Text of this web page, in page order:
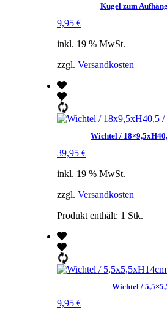
Kugel zum
9,95 €
inkl. 19 % MwSt.
zzgl. Versandkosten
Wichtel /
39,95 €
inkl. 19 % MwSt.
zzgl. Versandkosten
Produkt enthält: 1 Stk.
Wichtel /
9,95 €